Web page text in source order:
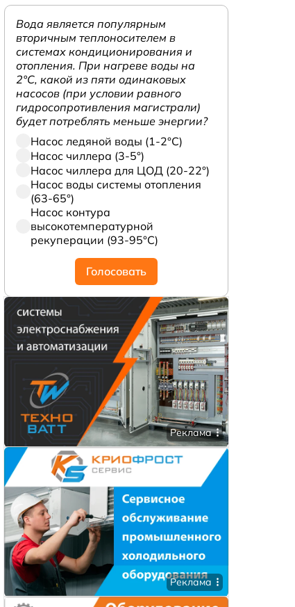
Вода является популярным
вторичным теплоносителем в
системах кондиционирования и
отопления. При нагреве воды на
2°С, какой из пяти одинаковых
насосов (при условии равного
гидросопротивления магистрали)
будет потреблять меньше энергии?
Насос ледяной воды (1-2°С)
Насос чиллера (3-5°)
Насос чиллера для ЦОД (20-22°)
Насос воды системы отопления
(63-65°)
Насос контура
высокотемпературной
рекуперации (93-95°С)
Голосовать
Реклама
Реклама